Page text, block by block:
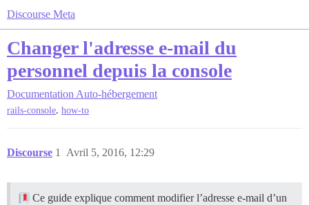
Discourse Meta
Changer l'adresse e-mail du
personnel depuis la console
Documentation Auto-hébergement
rails-console, how-to
Discourse Avril 5, 2016, 12:29
1
Ce guide explique comment modifier l’adresse e-mail d’un